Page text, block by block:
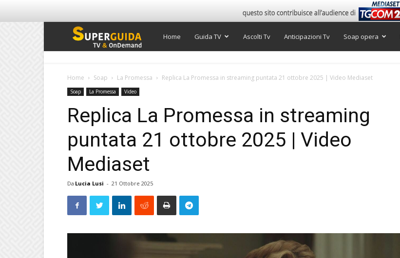
Super
Home Guida TV Ascolti Tv Anticipazioni Tv Soap opera
Home Soap La Promessa Replica La Promessa in streaming puntata 21 ottobre 2025 | Video Mediaset
Soap La Promessa Video
Replica La Promessa in streaming
puntata 21 ottobre 2025 | Video
Mediaset
Da Lucia Lusi - 21 Ottobre 2025